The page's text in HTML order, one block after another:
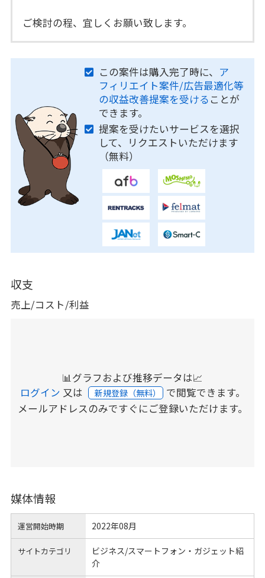
ご検討の程、宜しくお願い致します。
この案件は購入完了時に、 ア
フィリエイト案件/広告最適化等
の収益改善提案を受ける ことが
できます。
提案を受けたいサービスを選択
して、リクエストいただけます
（無料）
収支
売上/コスト/利益
📊グラフおよび推移データは📈
ログイン 又は 新規登録（無料） で閲覧できます。
メールアドレスのみですぐにご登録いただけます。
媒体情報
運営開始時期 2022年08月
サイトカテゴリ
ビジネス/スマートフォン・ガジェット紹
介